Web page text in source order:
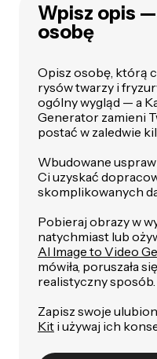
Wpisz opis
osobę
Opisz osobę, którą
rysów twarzy i
ogólny wygląd — a
Generator zamieni
postać w zaledwie
Wbudowane
Ci uzyskać
skomplikowanych
Pobieraj obrazy w
natychmiast lub
AI Image to Video
mówiła, poruszała
realistyczny sposób.
Zapisz swoje
Kit i używaj ich